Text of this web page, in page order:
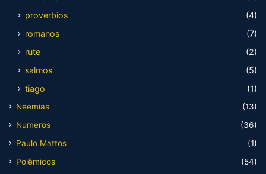
proverbios
(4)
romanos
(7)
rute
(2)
salmos
(5)
tiago
(1)
Neemias
(13)
Numeros
(36)
Paulo Mattos
(1)
Polêmicos
(54)